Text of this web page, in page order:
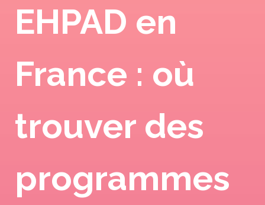
EHPAD en
France : où
trouver des
programmes